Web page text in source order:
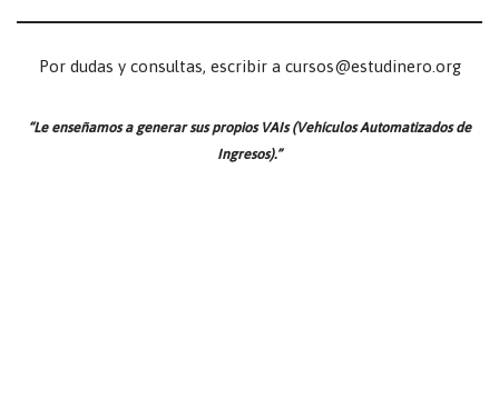
Por dudas y consultas, escribir a cursos@estudinero.org
“Le enseñamos a generar sus propios VAIs (Vehículos Automatizados de
Ingresos).”